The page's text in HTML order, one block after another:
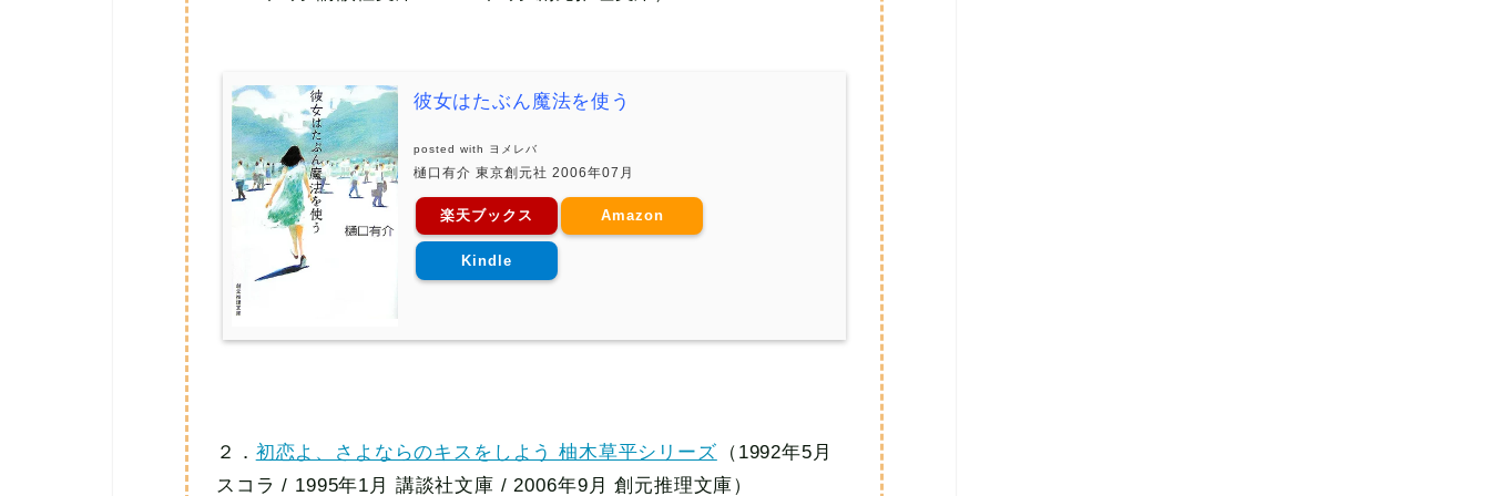
彼女はたぶん魔法を使う
posted with ヨメレバ
樋口有介 東京創元社 2006年07月
楽天ブックス Amazon
Kindle
２． 初恋よ、さよならのキスをしよう 柚木草平シリーズ （1992年5月
スコラ / 1995年1月 講談社文庫 / 2006年9月 創元推理文庫）